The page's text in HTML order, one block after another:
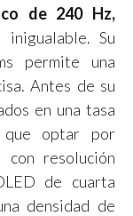
de 240 Hz,
inigualable. Su
permite una
Antes de su
en una tasa
optar por
resolución
de cuarta
densidad de